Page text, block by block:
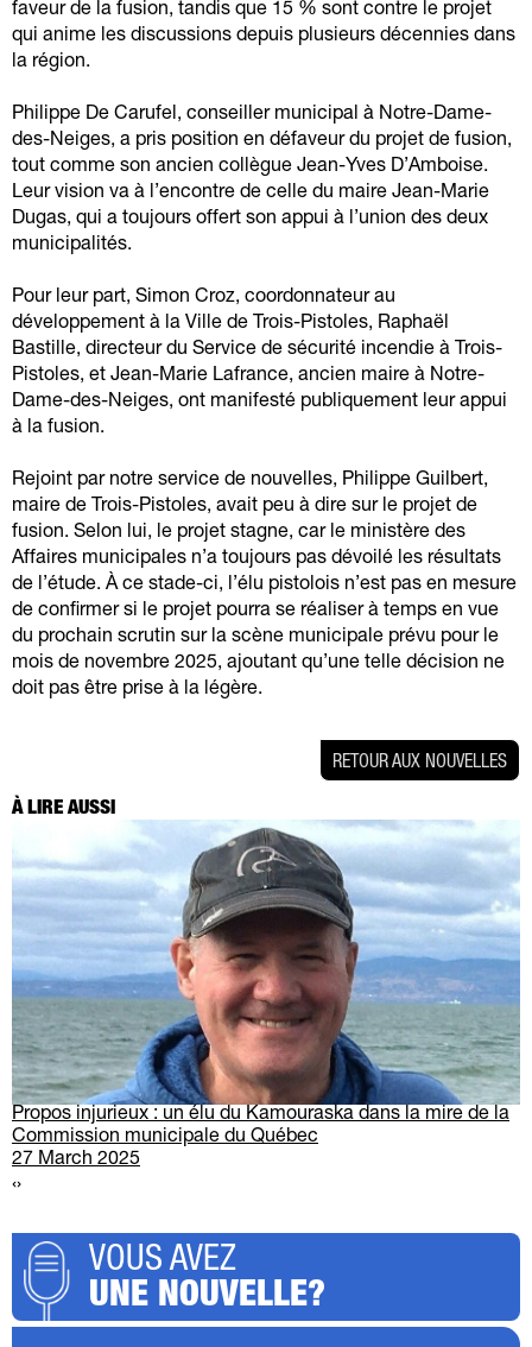
faveur de la fusion, tandis que 15 % sont contre le projet
qui anime les discussions depuis plusieurs décennies dans
la région.
Philippe De Carufel, conseiller municipal à Notre-Dame-
des-Neiges, a pris position en défaveur du projet de fusion,
tout comme son ancien collègue Jean-Yves D’Amboise.
Leur vision va à l’encontre de celle du maire Jean-Marie
Dugas, qui a toujours offert son appui à l’union des deux
municipalités.
Pour leur part, Simon Croz, coordonnateur au
développement à la Ville de Trois-Pistoles, Raphaël
Bastille, directeur du Service de sécurité incendie à Trois-
Pistoles, et Jean-Marie Lafrance, ancien maire à Notre-
Dame-des-Neiges, ont manifesté publiquement leur appui
à la fusion.
Rejoint par notre service de nouvelles, Philippe Guilbert,
maire de Trois-Pistoles, avait peu à dire sur le projet de
fusion. Selon lui, le projet stagne, car le ministère des
Affaires municipales n’a toujours pas dévoilé les résultats
de l’étude. À ce stade-ci, l’élu pistolois n’est pas en mesure
de confirmer si le projet pourra se réaliser à temps en vue
du prochain scrutin sur la scène municipale prévu pour le
mois de novembre 2025, ajoutant qu’une telle décision ne
doit pas être prise à la légère.
RETOUR AUX NOUVELLES
À LIRE AUSSI
Propos injurieux : un élu du Kamouraska dans la mire de la
Commission municipale du Québec
27 March 2025
‹›
VOUS AVEZ
UNE NOUVELLE?